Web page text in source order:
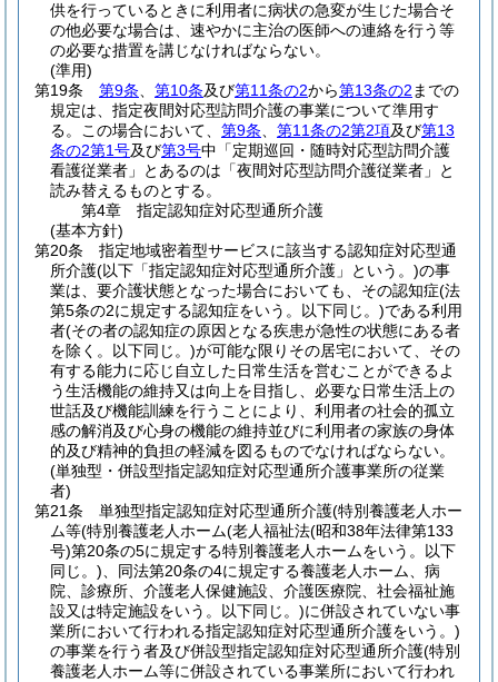
供を行っているときに利用者に病状の急変が生じた場合そ
の他必要な場合は、速やかに主治の医師への連絡を行う等
の必要な措置を講じなければならない。
(準用)
第19条
第9条 第10条及び第11条の2から第13条の2 までの
規定は、指定夜間対応型訪問介護の事業について準用す
る。
この場合において、 第9条 第11条の2第2項及び第13
条の2第1号及び第3号中「定期巡回・随時対応型訪問介護
看護従業者」とあるのは「夜間対応型訪問介護従業者」と
読み替えるものとする。
第4章
指定認知症対応型通所介護
(基本方針)
第20条
指定地域密着型サービスに該当する認知症対応型通
所介護(以下「指定認知症対応型通所介護」という。)の事
業は、要介護状態となった場合においても、その認知症(法
第5条の2に規定する認知症をいう。以下同じ。)である利用
者(その者の認知症の原因となる疾患が急性の状態にある者
を除く。以下同じ。)が可能な限りその居宅において、その
有する能力に応じ自立した日常生活を営むことができるよ
う生活機能の維持又は向上を目指し、必要な日常生活上の
世話及び機能訓練を行うことにより、利用者の社会的孤立
感の解消及び心身の機能の維持並びに利用者の家族の身体
的及び精神的負担の軽減を図るものでなければならない。
(単独型・併設型指定認知症対応型通所介護事業所の従業
者)
第21条
単独型指定認知症対応型通所介護(特別養護老人ホー
ム等(特別養護老人ホーム(老人福祉法(昭和38年法律第133
号)第20条の5に規定する特別養護老人ホームをいう。以下
同じ。) 、同法第20条の4に規定する養護老人ホーム、病
院、診療所、介護老人保健施設、介護医療院、社会福祉施
設又は特定施設をいう。以下同じ。)に併設されていない事
業所において行われる指定認知症対応型通所介護をいう。)
の事業を行う者及び併設型指定認知症対応型通所介護(特別
養護老人ホーム等に併設されている事業所において行われ